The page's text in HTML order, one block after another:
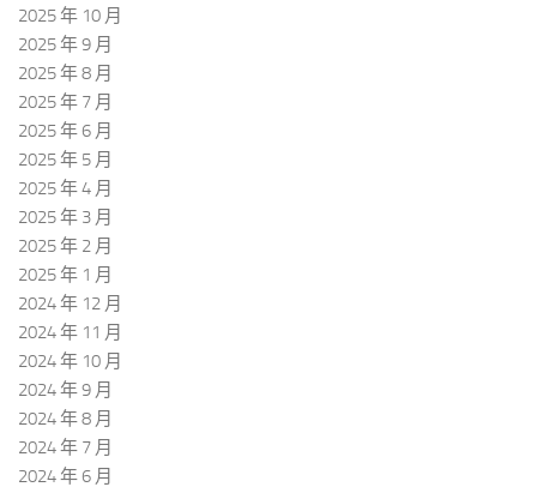
2025 年 10 月
2025 年 9 月
2025 年 8 月
2025 年 7 月
2025 年 6 月
2025 年 5 月
2025 年 4 月
2025 年 3 月
2025 年 2 月
2025 年 1 月
2024 年 12 月
2024 年 11 月
2024 年 10 月
2024 年 9 月
2024 年 8 月
2024 年 7 月
2024 年 6 月